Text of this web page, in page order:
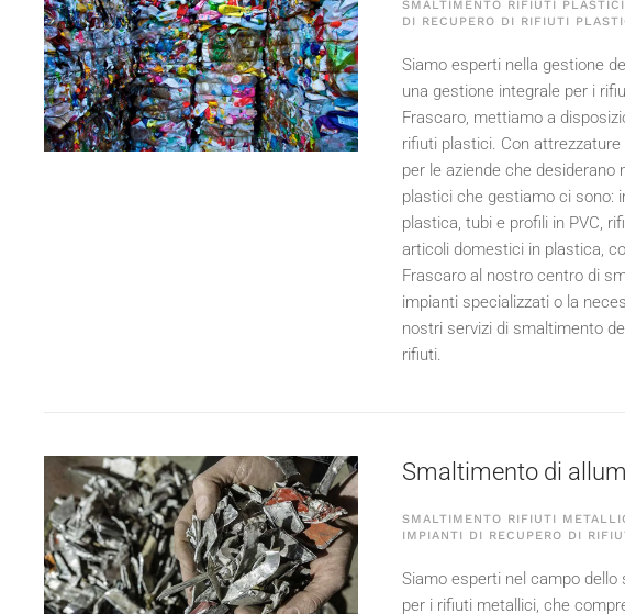
SMALTIMENTO RIFIUTI
DI RECUPERO DI RIFIUTI
Siamo esperti nella gestione
una gestione integrale per i
Frascaro, mettiamo a
rifiuti plastici. Con
per le aziende che
plastici che gestiamo ci sono:
plastica, tubi e profili in PVC,
articoli domestici in plastica,
Frascaro al nostro centro di
impianti specializzati o la
nostri servizi di smaltimento
rifiuti.
Smaltimento di
SMALTIMENTO RIFIUTI
IMPIANTI DI RECUPERO DI
Siamo esperti nel campo
per i rifiuti metallici, che